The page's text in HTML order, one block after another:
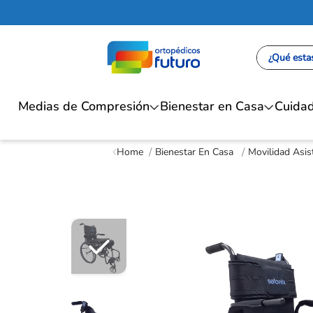
¿Qué
Medias de Compresión Bienestar en Casa
Bienestar En Casa Movilidad